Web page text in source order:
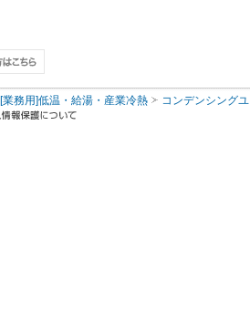
[業務用]低温・給湯・産業冷熱 コンデンシング